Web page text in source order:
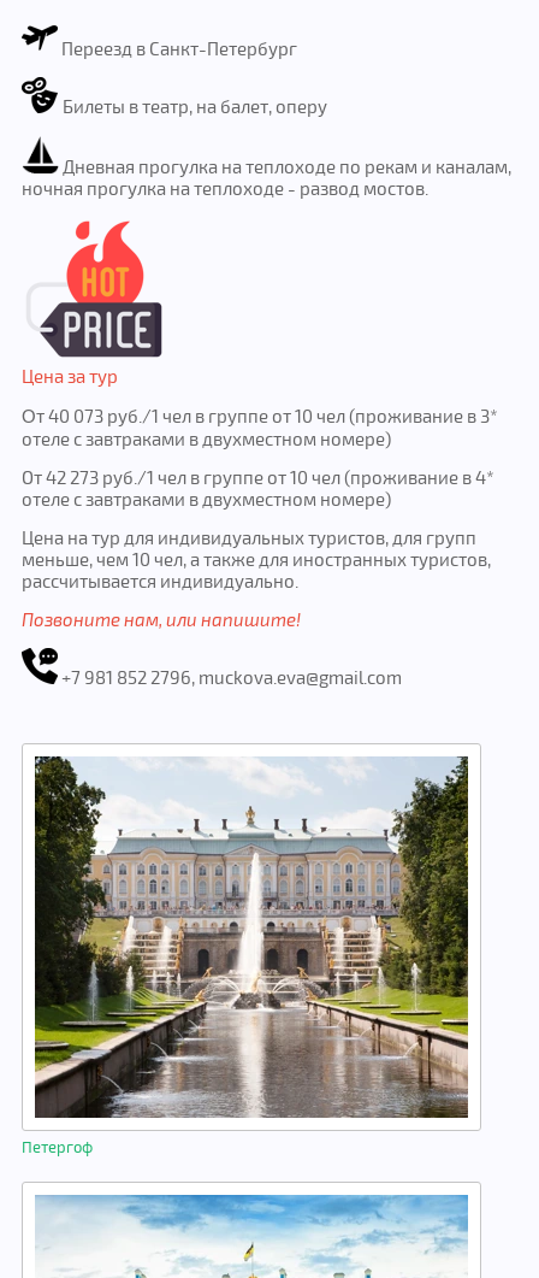
Переезд в Санкт-Петербург
Билеты в театр, на балет, оперу
Дневная прогулка на теплоходе по рекам и каналам,
ночная прогулка на теплоходе - развод мостов.
Цена за тур
От 40 073 руб./1 чел в группе от 10 чел (проживание в 3*
отеле с завтраками в двухместном номере)
От 42 273 руб./1 чел в группе от 10 чел (проживание в 4*
отеле с завтраками в двухместном номере)
Цена на тур для индивидуальных туристов, для групп
меньше, чем 10 чел, а также для иностранных туристов,
рассчитывается индивидуально.
Позвоните нам, или напишите!
+7 981 852 2796, muckova.eva@gmail.com
Петергоф